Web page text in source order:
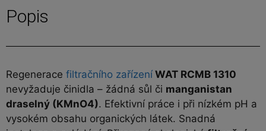
Popis
Regenerace filtračního zařízení WAT RCMB 1310
nevyžaduje činidla – žádná sůl či manganistan
draselný (KMnO4). Efektivní práce i při nízkém pH a
vysokém obsahu organických látek. Snadná